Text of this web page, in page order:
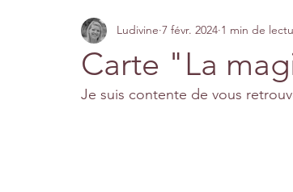
Carte "La
Ludivine 7 févr. 2024 1 min de
Je suis contente de vous